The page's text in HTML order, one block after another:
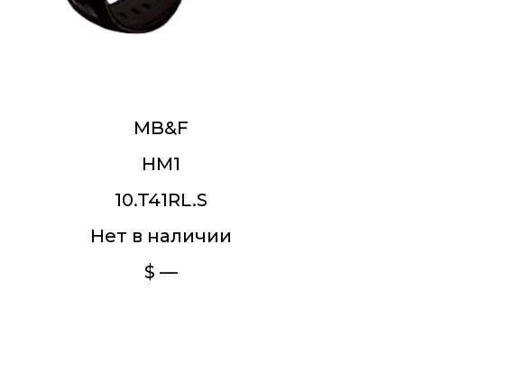
MB&F
HM1
10.T41RL.S
Нет в наличии
$ —